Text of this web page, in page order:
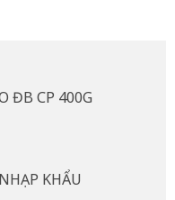
ĐB CP 400G
KHẨU